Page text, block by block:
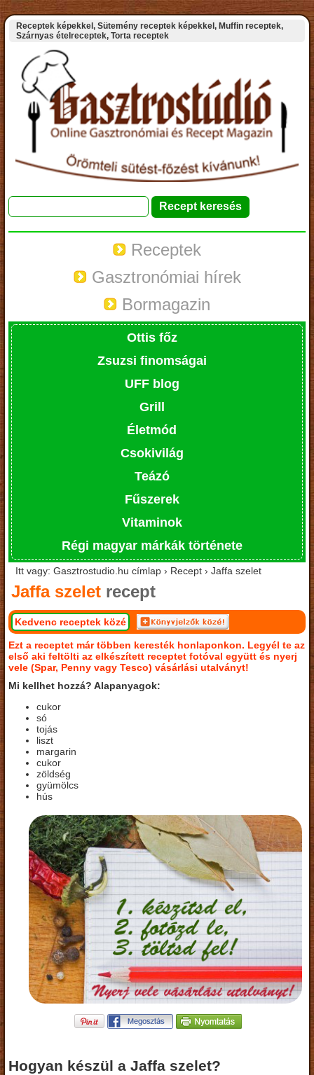
Receptek képekkel, Sütemény receptek képekkel, Muffin receptek,
Szárnyas ételreceptek, Torta receptek
Receptek
Gasztronómiai hírek
Bormagazin
Ottis főz
Zsuzsi finomságai
UFF blog
Grill
Életmód
Csokivilág
Teázó
Fűszerek
Vitaminok
Régi magyar márkák története
Itt vagy: Gasztrostudio.hu címlap › Recept › Jaffa szelet
Jaffa szelet recept
Kedvenc receptek közé
Ezt a receptet már többen keresték honlaponkon. Legyél te az
első aki feltölti az elkészített receptet fotóval együtt és nyerj
vele (Spar, Penny vagy Tesco) vásárlási utalványt!
Mi kellhet hozzá? Alapanyagok:
cukor
só
tojás
liszt
margarin
cukor
zöldség
gyümölcs
hús
Hogyan készül a Jaffa szelet?